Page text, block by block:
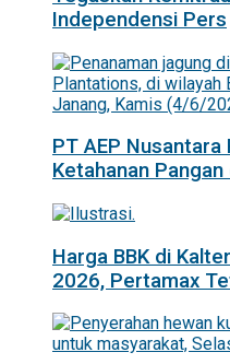
Independensi Pers
PT AEP
Ketahanan
Harga BBK di
2026, Pertamax